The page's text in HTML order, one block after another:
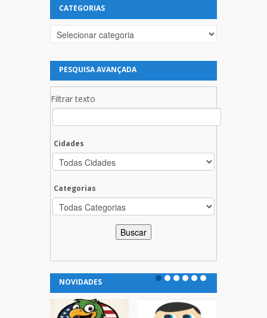
CATEGORIAS
Categorias
PESQUISA AVANÇADA
Filtrar texto
Cidades
Categorias
NOVIDADES